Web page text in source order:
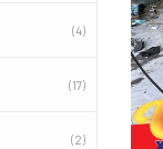
(4)
(17)
(2)